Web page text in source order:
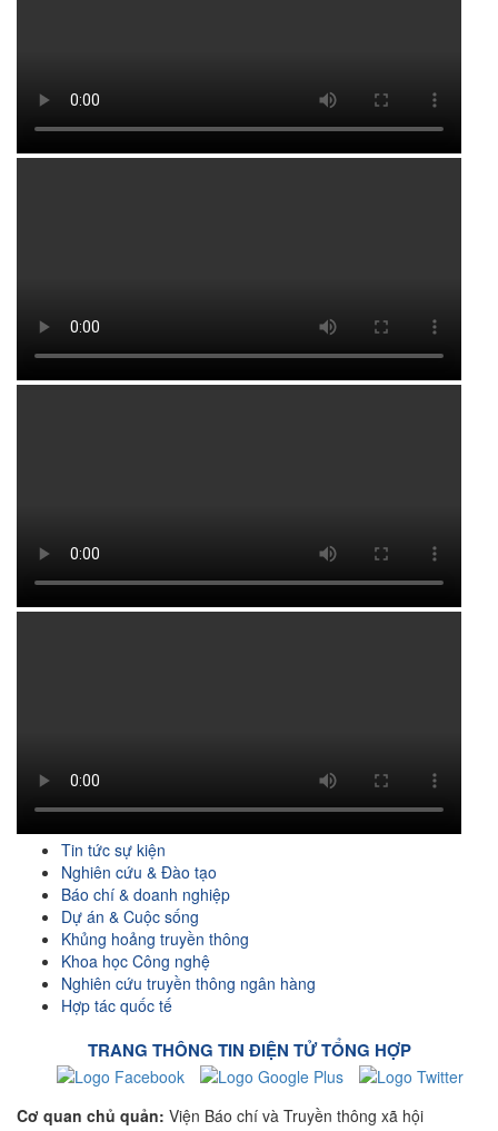
Tin tức sự kiện
Nghiên cứu & Đào tạo
Báo chí & doanh nghiệp
Dự án & Cuộc sống
Khủng hoảng truyền thông
Khoa học Công nghệ
Nghiên cứu truyền thông ngân hàng
Hợp tác quốc tế
TRANG THÔNG TIN ĐIỆN TỬ TỔNG HỢP
Cơ quan chủ quản: Viện Báo chí và Truyền thông xã hội